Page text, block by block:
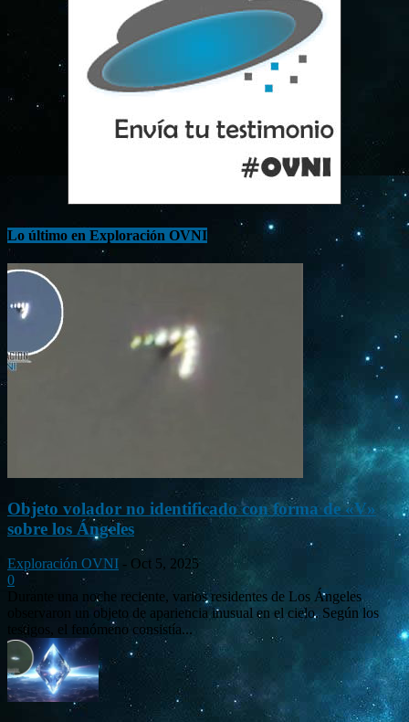
Lo último en Exploración OVNI
Objeto volador no identificado con forma de «V»
sobre los Ángeles
Exploración OVNI - Oct 5, 2025
0
Durante una noche reciente, varios residentes de Los Ángeles
observaron un objeto de apariencia inusual en el cielo. Según los
testigos, el fenómeno consistía...